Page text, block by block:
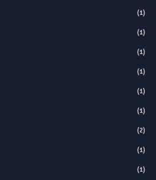
(1)
(1)
(1)
(1)
(1)
(1)
(2)
(1)
(1)